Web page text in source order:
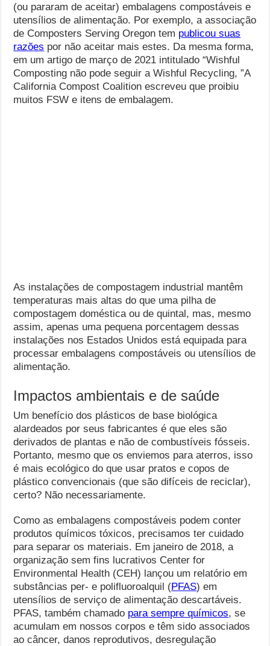
(ou pararam de aceitar) embalagens compostáveis ​​e
utensílios de alimentação. Por exemplo, a associação
de Composters Serving Oregon tem publicou suas
razões por não aceitar mais estes. Da mesma forma,
em um artigo de março de 2021 intitulado “Wishful
Composting não pode seguir a Wishful Recycling, ”A
California Compost Coalition escreveu que proibiu
muitos FSW e itens de embalagem.
As instalações de compostagem industrial mantêm
temperaturas mais altas do que uma pilha de
compostagem doméstica ou de quintal, mas, mesmo
assim, apenas uma pequena porcentagem dessas
instalações nos Estados Unidos está equipada para
processar embalagens compostáveis ​​ou utensílios de
alimentação.
Impactos ambientais e de saúde
Um benefício dos plásticos de base biológica
alardeados por seus fabricantes é que eles são
derivados de plantas e não de combustíveis fósseis.
Portanto, mesmo que os enviemos para aterros, isso
é mais ecológico do que usar pratos e copos de
plástico convencionais (que são difíceis de reciclar),
certo? Não necessariamente.
Como as embalagens compostáveis ​​podem conter
produtos químicos tóxicos, precisamos ter cuidado
para separar os materiais. Em janeiro de 2018, a
organização sem fins lucrativos Center for
Environmental Health (CEH) lançou um relatório em
substâncias per- e polifluoroalquil (PFAS) em
utensílios de serviço de alimentação descartáveis.
PFAS, também chamado para sempre químicos, se
acumulam em nossos corpos e têm sido associados
ao câncer, danos reprodutivos, desregulação